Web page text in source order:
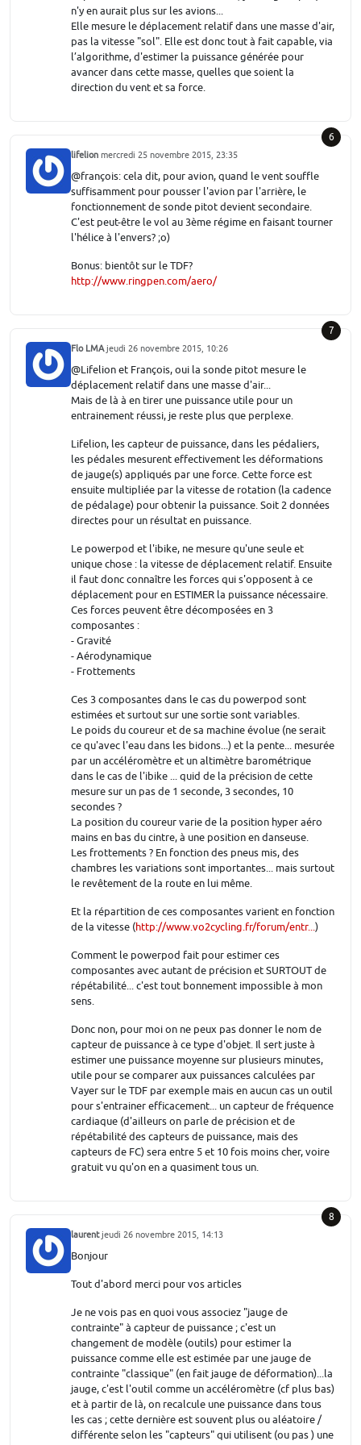
n'y en aurait plus sur les avions...
Elle mesure le déplacement relatif dans une masse d'air,
pas la vitesse "sol". Elle est donc tout à fait capable, via
l’algorithme, d'estimer la puissance générée pour
avancer dans cette masse, quelles que soient la
direction du vent et sa force.
6
lifelion mercredi 25 novembre 2015, 23:35
@françois: cela dit, pour avion, quand le vent souffle
suffisamment pour pousser l'avion par l'arrière, le
fonctionnement de sonde pitot devient secondaire.
C'est peut-être le vol au 3ème régime en faisant tourner
l'hélice à l'envers? ;o)
Bonus: bientôt sur le TDF?
http://www.ringpen.com/aero/
7
Flo LMAjeudi 26 novembre 2015, 10:26
@Lifelion et François, oui la sonde pitot mesure le
déplacement relatif dans une masse d'air...
Mais de là à en tirer une puissance utile pour un
entrainement réussi, je reste plus que perplexe.
Lifelion, les capteur de puissance, dans les pédaliers,
les pédales mesurent effectivement les déformations
de jauge(s) appliqués par une force. Cette force est
ensuite multipliée par la vitesse de rotation (la cadence
de pédalage) pour obtenir la puissance. Soit 2 données
directes pour un résultat en puissance.
Le powerpod et l'ibike, ne mesure qu'une seule et
unique chose : la vitesse de déplacement relatif. Ensuite
il faut donc connaître les forces qui s'opposent à ce
déplacement pour en ESTIMER la puissance nécessaire.
Ces forces peuvent être décomposées en 3
composantes :
- Gravité
- Aérodynamique
- Frottements
Ces 3 composantes dans le cas du powerpod sont
estimées et surtout sur une sortie sont variables.
Le poids du coureur et de sa machine évolue (ne serait
ce qu'avec l'eau dans les bidons...) et la pente... mesurée
par un accéléromètre et un altimètre barométrique
dans le cas de l'ibike ... quid de la précision de cette
mesure sur un pas de 1 seconde, 3 secondes, 10
secondes ?
La position du coureur varie de la position hyper aéro
mains en bas du cintre, à une position en danseuse.
Les frottements ? En fonction des pneus mis, des
chambres les variations sont importantes... mais surtout
le revêtement de la route en lui même.
Et la répartition de ces composantes varient en fonction
de la vitesse (http://www.vo2cycling.fr/forum/entr...)
Comment le powerpod fait pour estimer ces
composantes avec autant de précision et SURTOUT de
répétabilité... c'est tout bonnement impossible à mon
sens.
Donc non, pour moi on ne peux pas donner le nom de
capteur de puissance à ce type d'objet. Il sert juste à
estimer une puissance moyenne sur plusieurs minutes,
utile pour se comparer aux puissances calculées par
Vayer sur le TDF par exemple mais en aucun cas un outil
pour s'entrainer efficacement... un capteur de fréquence
cardiaque (d'ailleurs on parle de précision et de
répétabilité des capteurs de puissance, mais des
capteurs de FC) sera entre 5 et 10 fois moins cher, voire
gratuit vu qu'on en a quasiment tous un.
8
laurentjeudi 26 novembre 2015, 14:13
Bonjour
Tout d'abord merci pour vos articles
Je ne vois pas en quoi vous associez "jauge de
contrainte" à capteur de puissance ; c'est un
changement de modèle (outils) pour estimer la
puissance comme elle est estimée par une jauge de
contrainte "classique" (en fait jauge de déformation)...la
jauge, c'est l'outil comme un accéléromètre (cf plus bas)
et à partir de là, on recalcule une puissance dans tous
les cas ; cette dernière est souvent plus ou aléatoire /
différente selon les "capteurs" qui utilisent (ou pas ) une